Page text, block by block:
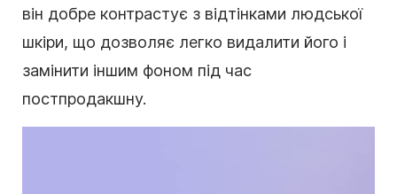
він добре контрастує з відтінками людської
шкіри, що дозволяє легко видалити його і
замінити іншим фоном під час
постпродакшну.